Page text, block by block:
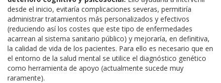
desde el inicio, evitaría complicaciones severas, permitiría
administrar tratamientos más personalizados y efectivos
(reduciendo así los costes que este tipo de enfermedades
acarrean al sistema sanitario público) y mejoraría, en definitiva,
la calidad de vida de los pacientes. Para ello es necesario que en
el entorno de la salud mental se utilice el diagnóstico genético
como herramienta de apoyo (actualmente sucede muy
raramente).